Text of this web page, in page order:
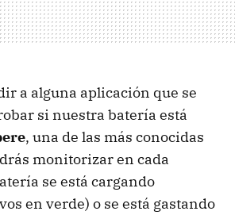
a alguna aplicación que se
si nuestra batería está
, una de las más conocidas
monitorizar en cada
se está cargando
en verde) o se está gastando